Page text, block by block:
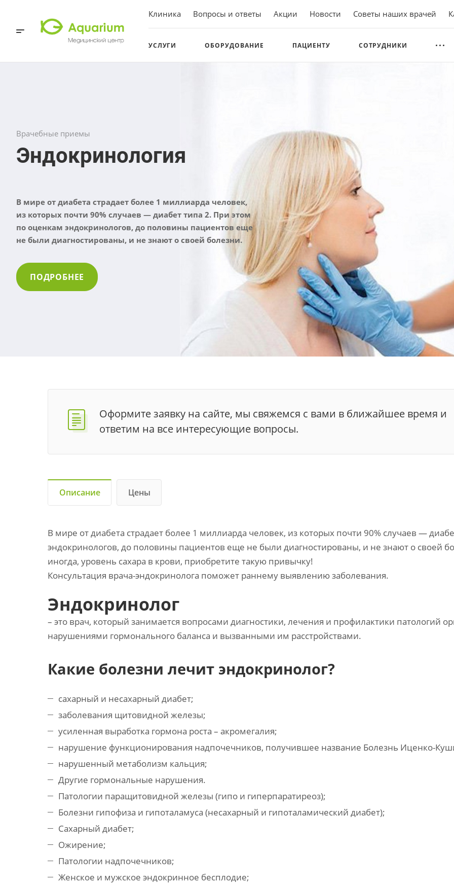
Клиника Вопросы и ответы Акции Новости Советы наших врачей
УСЛУГИ ОБОРУДОВАНИЕ ПАЦИЕНТУ СОТРУДНИКИ
Врачебные приемы
Эндокринология
В мире от диабета страдает более 1 миллиарда человек,
из которых почти 90% случаев — диабет типа 2. При этом
по оценкам эндокринологов, до половины пациентов еще
не были диагностированы, и не знают о своей болезни.
ПОДРОБНЕЕ
Оформите заявку на сайте, мы свяжемся с вами в ближайшее время и
ответим на все интересующие вопросы.
Описание Цены
В мире от диабета страдает более 1 миллиарда человек, из которых почти 90% случаев —
эндокринологов, до половины пациентов еще не были диагностированы, и не знают о своей
иногда, уровень сахара в крови, приобретите такую привычку!
Консультация врача-эндокринолога поможет раннему выявлению заболевания.
Эндокринолог
– это врач, который занимается вопросами диагностики, лечения и профилактики патологий
нарушениями гормонального баланса и вызванными им расстройствами.
Какие болезни лечит эндокринолог?
сахарный и несахарный диабет;
заболевания щитовидной железы;
усиленная выработка гормона роста – акромегалия;
нарушение функционирования надпочечников, получившее название Болезнь Иценко-
нарушенный метаболизм кальция;
Другие гормональные нарушения.
Патологии паращитовидной железы (гипо и гиперпаратиреоз);
Болезни гипофиза и гипоталамуса (несахарный и гипоталамический диабет);
Сахарный диабет;
Ожирение;
Патологии надпочечников;
Женское и мужское эндокринное бесплодие;